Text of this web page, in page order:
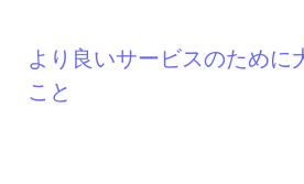
違いによる動作不良やシステムの不
います。お気軽にお問い合わせくださ
より良いサービスのために
こと